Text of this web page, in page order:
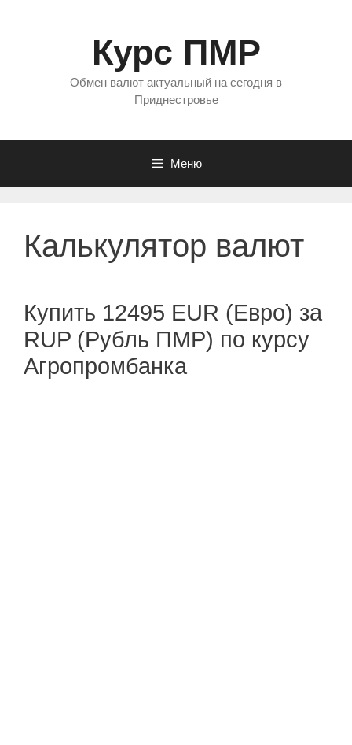
Курс ПМР
Обмен валют актуальный на сегодня в
Приднестровье
Меню
Калькулятор валют
Купить 12495 EUR (Евро) за
RUP (Рубль ПМР) по курсу
Агропромбанка